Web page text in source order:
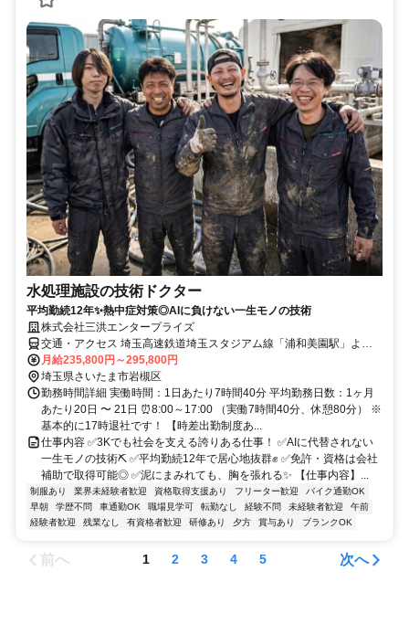
水処理施設の技術ドクター
平均勤続12年✨熱中症対策◎AIに負けない一生モノの技術
株式会社三洪エンタープライズ
交通・アクセス 埼玉高速鉄道埼玉スタジアム線「浦和美園駅」より
車で5分 ★車・バイク通勤OK(無料駐車場完備・交通費支給)
月給235,800円～295,800円
埼玉県さいたま市岩槻区
勤務時間詳細 実働時間：1日あたり7時間40分 平均勤務日数：1ヶ月
あたり20日 〜 21日 ⏰8:00～17:00 （実働7時間40分、休憩80分） ※
基本的に17時退社です！ 【時差出勤制度あ...
仕事内容 ✅3Kでも社会を支える誇りある仕事！ ✅AIに代替されない
一生モノの技術⛏ ✅平均勤続12年で居心地抜群✊ ✅免許・資格は会社
補助で取得可能◎ ✅泥にまみれても、胸を張れる✨ 【仕事内容】...
制服あり 業界未経験者歓迎 資格取得支援あり フリーター歓迎
バイク通勤OK
早朝
学歴不問 車通勤OK 職場見学可 転勤なし 経験不問 未経験者歓迎
午前
経験者歓迎
残業なし 有資格者歓迎 研修あり 夕方 賞与あり ブランクOK
前へ 1 2 3 4 5 次へ